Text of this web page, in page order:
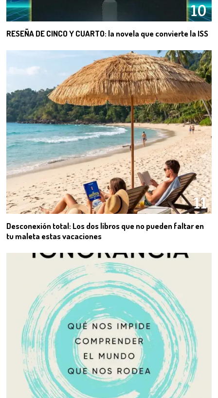
10
RESEÑA DE CINCO Y CUARTO: la novela que convierte la ISS
11
Desconexión total: Los dos libros que no pueden faltar en
tu maleta estas vacaciones